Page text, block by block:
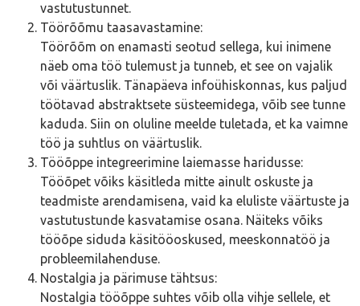
vastutustunnet.
Töörõõmu taasavastamine:
Töörõõm on enamasti seotud sellega, kui inimene
näeb oma töö tulemust ja tunneb, et see on vajalik
või väärtuslik. Tänapäeva infoühiskonnas, kus paljud
töötavad abstraktsete süsteemidega, võib see tunne
kaduda. Siin on oluline meelde tuletada, et ka vaimne
töö ja suhtlus on väärtuslik.
Tööõppe integreerimine laiemasse haridusse:
Tööõpet võiks käsitleda mitte ainult oskuste ja
teadmiste arendamisena, vaid ka eluliste väärtuste ja
vastutustunde kasvatamise osana. Näiteks võiks
tööõpe siduda käsitööoskused, meeskonnatöö ja
probleemilahenduse.
Nostalgia ja pärimuse tähtsus:
Nostalgia tööõppe suhtes võib olla vihje sellele, et